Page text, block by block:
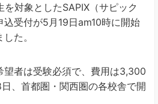
対象としたSAPIX（サピック
込受付が5月19日am10時に開始
た。
望者は受験必須で、費用は3,300
、首都圏・関西圏の各校舎で開